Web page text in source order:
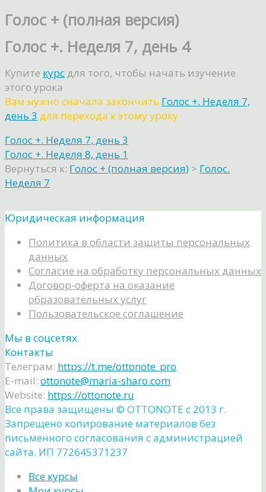
Голос + (полная версия)
Голос +. Неделя 7, день 4
Купите курс для того, чтобы начать изучение
этого урока
Вам нужно сначала закончить Голос +. Неделя 7,
день 3 для перехода к этому уроку
Голос +. Неделя 7, день 3
Голос +. Неделя 8, день 1
Вернуться к: Голос + (полная версия) > Голос.
Неделя 7
Юридическая информация
Политика в области защиты персональных
данных
Согласие на обработку персональных данных
Договор-оферта на оказание
образовательных услуг
Пользовательское соглашение
Мы в соцсетях
Контакты
Телеграм: https://t.me/ottonote_pro
E-mail: ottonote@maria-sharo.com
Website: https://ottonote.ru
Все права защищены ©️ OTTONOTE с 2013 г.
Запрещено копирование материалов без
письменного согласования с администрацией
сайта. ИП 772645371237
Все курсы